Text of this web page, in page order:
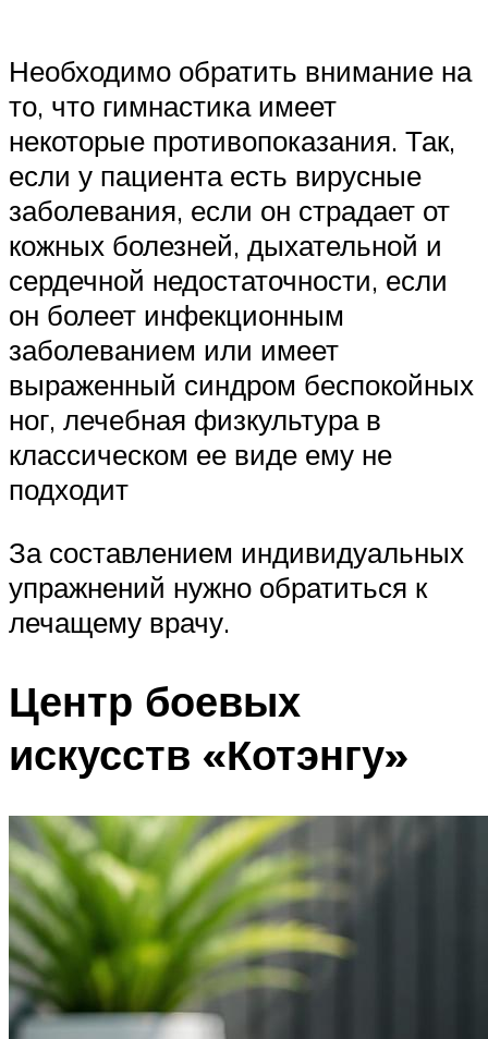
Необходимо обратить внимание на
то, что гимнастика имеет
некоторые противопоказания. Так,
если у пациента есть вирусные
заболевания, если он страдает от
кожных болезней, дыхательной и
сердечной недостаточности, если
он болеет инфекционным
заболеванием или имеет
выраженный синдром беспокойных
ног, лечебная физкультура в
классическом ее виде ему не
подходит
За составлением индивидуальных
упражнений нужно обратиться к
лечащему врачу.
Центр боевых
искусств «Котэнгу»